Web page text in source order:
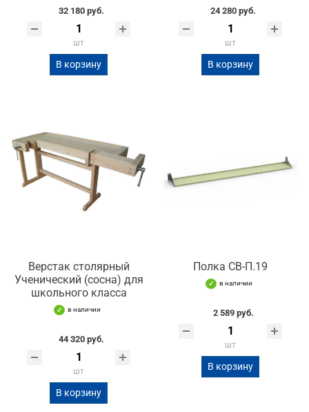
32 180 руб.
шт
В корзину
24 280 руб.
шт
В корзину
Верстак столярный
Ученический (сосна) для
школьного класса
в наличии
44 320 руб.
шт
В корзину
Полка СВ-П.19
в наличии
2 589 руб.
шт
В корзину